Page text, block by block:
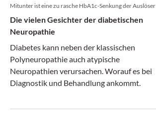
Mitunter ist eine zu rasche HbA1c-Senkung der Auslöser
Die vielen Gesichter der diabetischen
Neuropathie
Diabetes kann neben der klassischen
Polyneuropathie auch atypische
Neuropathien verursachen. Worauf es bei
Diagnostik und Behandlung ankommt.